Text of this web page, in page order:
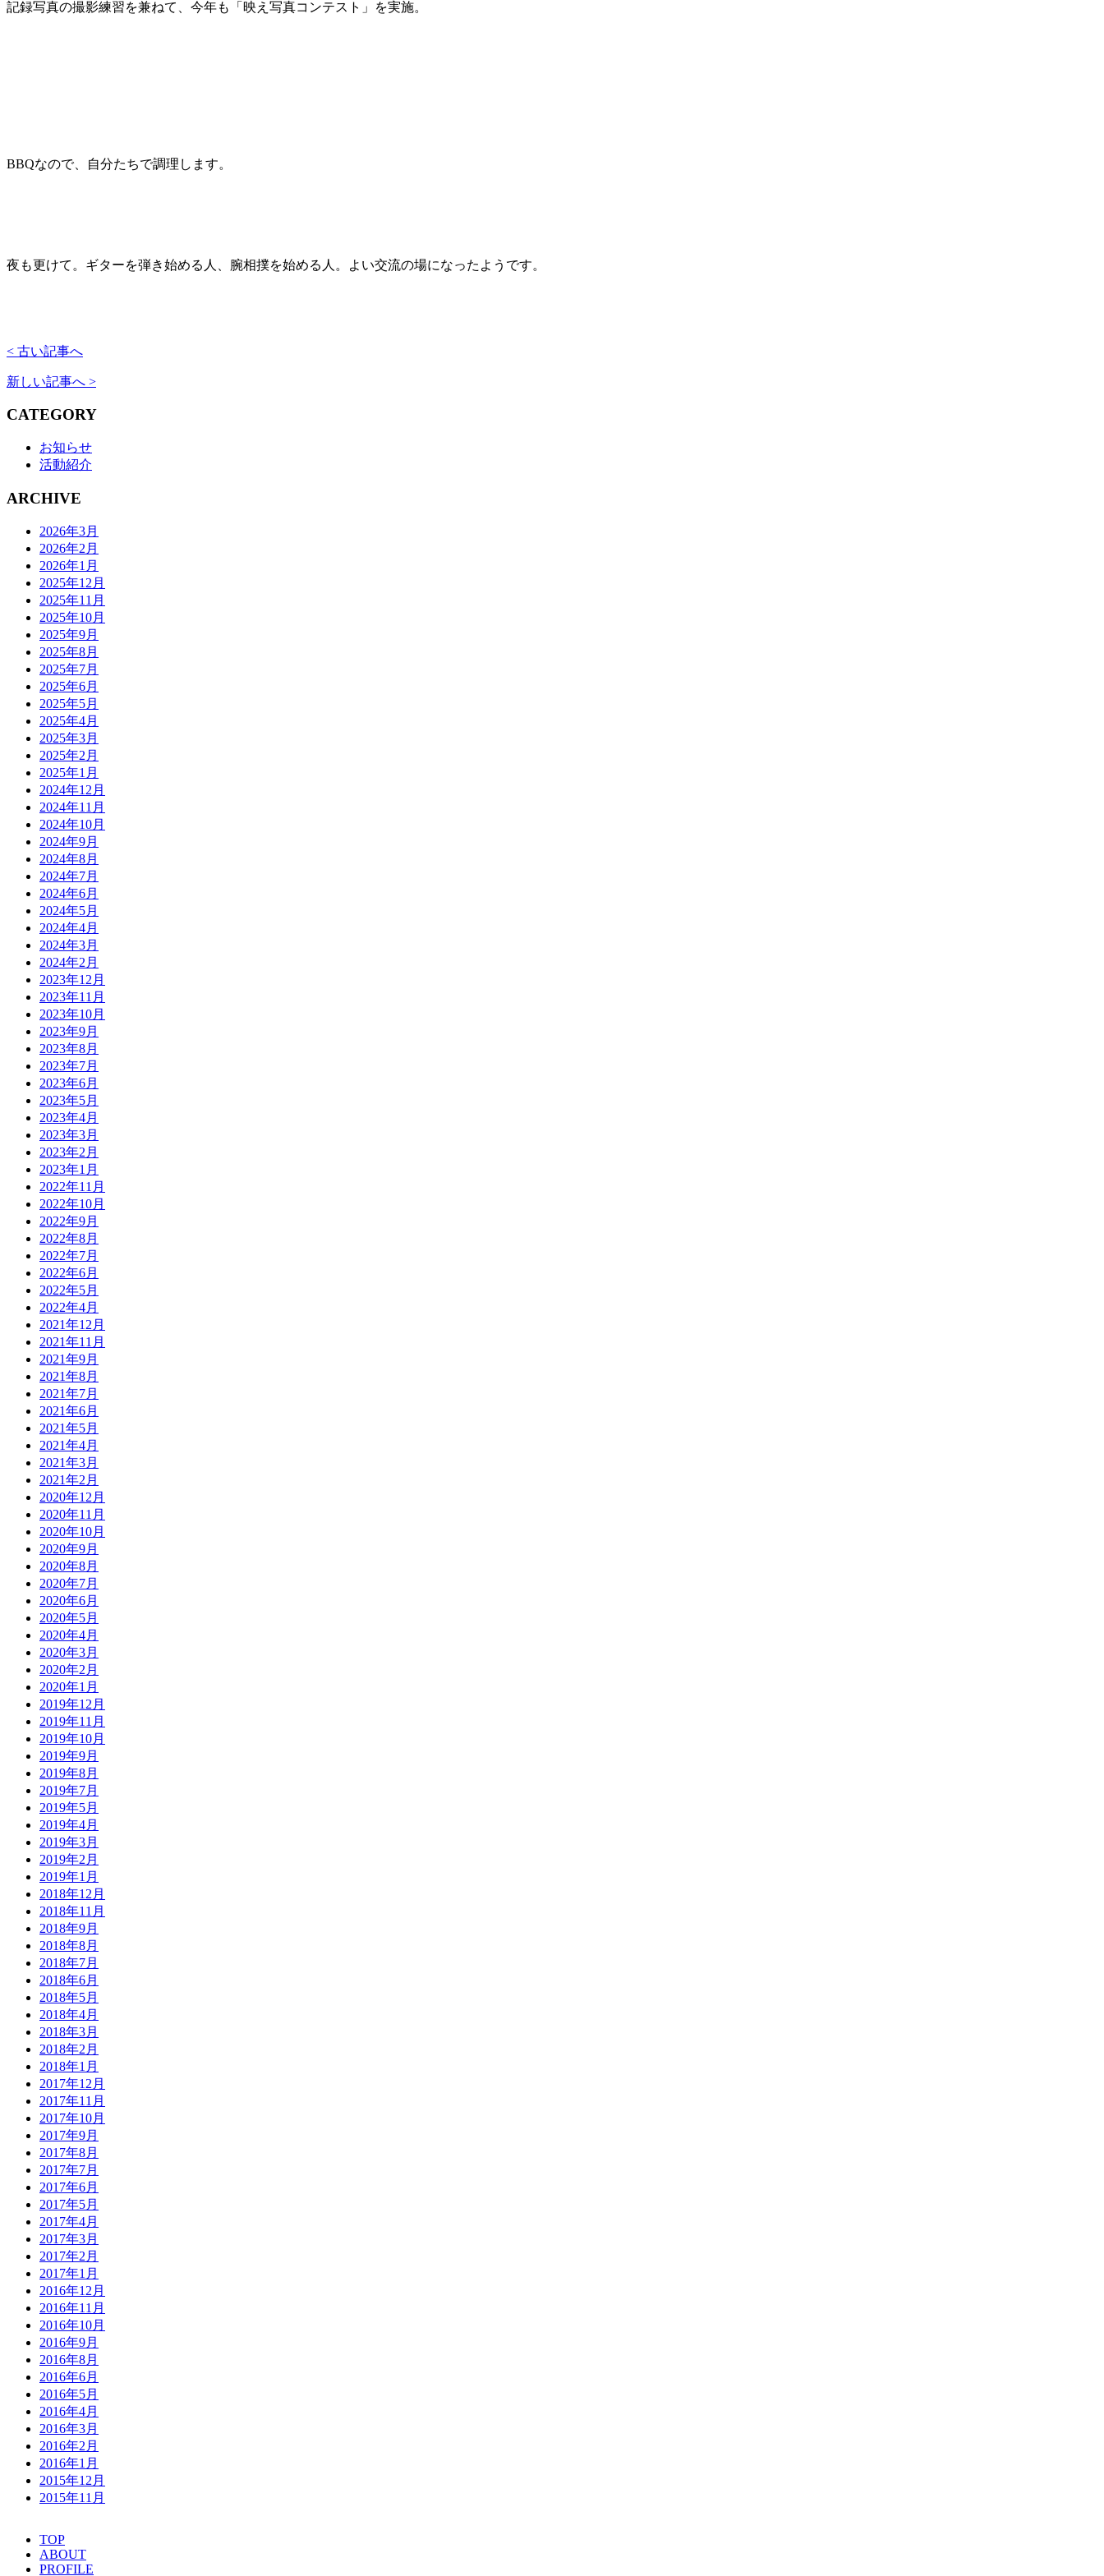
記録写真の撮影練習を兼ねて、今年も「映え写真コンテスト」を実施。
BBQなので、自分たちで調理します。
夜も更けて。ギターを弾き始める人、腕相撲を始める人。よい交流の場になったようです。
< 古い記事へ
新しい記事へ >
CATEGORY
お知らせ
活動紹介
ARCHIVE
2026年3月
2026年2月
2026年1月
2025年12月
2025年11月
2025年10月
2025年9月
2025年8月
2025年7月
2025年6月
2025年5月
2025年4月
2025年3月
2025年2月
2025年1月
2024年12月
2024年11月
2024年10月
2024年9月
2024年8月
2024年7月
2024年6月
2024年5月
2024年4月
2024年3月
2024年2月
2023年12月
2023年11月
2023年10月
2023年9月
2023年8月
2023年7月
2023年6月
2023年5月
2023年4月
2023年3月
2023年2月
2023年1月
2022年11月
2022年10月
2022年9月
2022年8月
2022年7月
2022年6月
2022年5月
2022年4月
2021年12月
2021年11月
2021年9月
2021年8月
2021年7月
2021年6月
2021年5月
2021年4月
2021年3月
2021年2月
2020年12月
2020年11月
2020年10月
2020年9月
2020年8月
2020年7月
2020年6月
2020年5月
2020年4月
2020年3月
2020年2月
2020年1月
2019年12月
2019年11月
2019年10月
2019年9月
2019年8月
2019年7月
2019年5月
2019年4月
2019年3月
2019年2月
2019年1月
2018年12月
2018年11月
2018年9月
2018年8月
2018年7月
2018年6月
2018年5月
2018年4月
2018年3月
2018年2月
2018年1月
2017年12月
2017年11月
2017年10月
2017年9月
2017年8月
2017年7月
2017年6月
2017年5月
2017年4月
2017年3月
2017年2月
2017年1月
2016年12月
2016年11月
2016年10月
2016年9月
2016年8月
2016年6月
2016年5月
2016年4月
2016年3月
2016年2月
2016年1月
2015年12月
2015年11月
TOP
ABOUT
PROFILE